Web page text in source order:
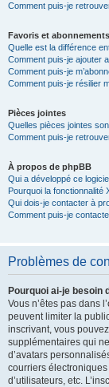
Comment puis-je
Favoris et abonnements
Quelle est la différence
Comment puis-je ajouter
Comment puis-je
Comment puis-je résilier
Pièces jointes
Quelles pièces jointes
Comment puis-je
À propos de phpBB
Qui a développé ce
Pourquoi la fonctionnalité
Qui dois-je contacter à
Comment puis-je
Problèmes de
Pourquoi ai-je besoin
Vous n’êtes pas dans
peuvent limiter la
inscrivant, vous
supplémentaires qui
d’avatars
courriers
d’utilisateurs, etc.